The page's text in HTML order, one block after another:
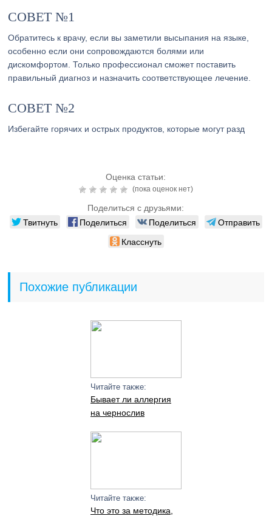
СОВЕТ №1
Обратитесь к врачу, если вы заметили высыпания на языке,
особенно если они сопровождаются болями или
дискомфортом. Только профессионал сможет поставить
правильный диагноз и назначить соответствующее лечение.
СОВЕТ №2
Избегайте горячих и острых продуктов, которые могут разд
Оценка статьи:
(пока оценок нет)
Поделиться с друзьями:
Твитнуть Поделиться Поделиться
Отправить
Класснуть
Похожие публикации
Читайте также:
Бывает ли аллергия
на чернослив
Читайте также:
Что это за методика,